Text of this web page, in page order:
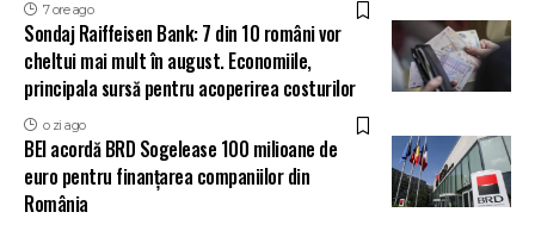
7 ore ago
Sondaj Raiffeisen Bank: 7 din 10 români vor
cheltui mai mult în august. Economiile,
principala sursă pentru acoperirea costurilor
o zi ago
BEI acordă BRD Sogelease 100 milioane de
euro pentru finanțarea companiilor din
România